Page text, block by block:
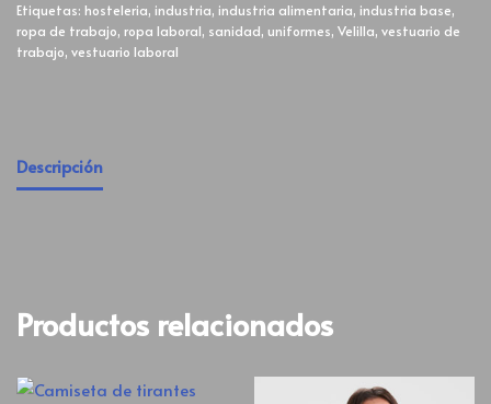
Etiquetas: hosteleria, industria, industria alimentaria, industria base,
ropa de trabajo, ropa laboral, sanidad, uniformes, Velilla, vestuario de
trabajo, vestuario laboral
Descripción
Productos relacionados